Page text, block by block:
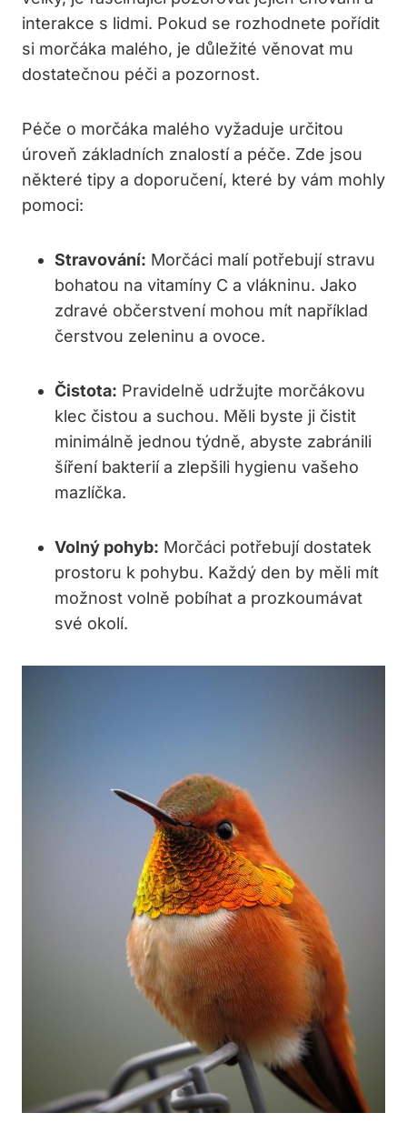
interakce s lidmi. Pokud se rozhodnete pořídit
si morčáka malého, je důležité věnovat mu
dostatečnou péči a pozornost.
Péče o morčáka malého vyžaduje určitou
úroveň základních znalostí a péče. Zde jsou
některé tipy a doporučení, které by vám mohly
pomoci:
Stravování: Morčáci malí potřebují stravu
bohatou na vitamíny C a vlákninu. Jako
zdravé občerstvení mohou mít například
čerstvou zeleninu a ovoce.
Čistota: Pravidelně udržujte morčákovu
klec čistou a suchou. Měli byste ji čistit
minimálně jednou týdně, abyste zabránili
šíření bakterií a zlepšili hygienu vašeho
mazlíčka.
Volný pohyb: Morčáci potřebují dostatek
prostoru k pohybu. Každý den by měli mít
možnost volně pobíhat a prozkoumávat
své okolí.